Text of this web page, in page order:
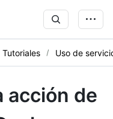
Tutoriales Uso de
acción de